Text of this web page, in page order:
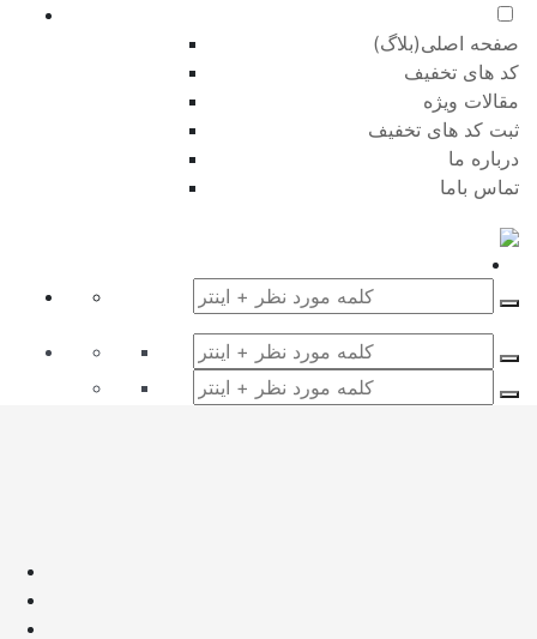
صفحه اصلی(بلاگ)
کد های تخفیف
مقالات ویژه
ثبت کد های تخفیف
درباره ما
تماس باما